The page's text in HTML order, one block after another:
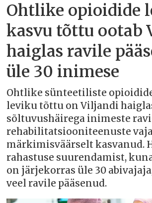
Ohtlike opioidide
kasvu tõttu ootab
haiglas ravile
üle 30 inimese
Ohtlike sünteetiliste
leviku tõttu on Viljandi
sõltuvushäirega inimeste
rehabilitatsiooniteenuste
märkimisväärselt kasvanud.
rahastuse suurendamist,
on järjekorras üle 30
veel ravile pääsenud.